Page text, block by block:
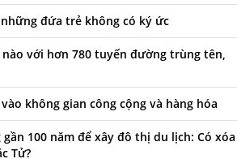
đứa trẻ không có ký ức
với hơn 780 tuyến đường trùng tên,
không gian công cộng và hàng hóa
100 năm để xây đô thị du lịch: Có xóa
Tử?